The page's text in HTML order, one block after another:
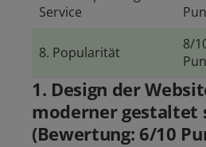
Service
8. Popularität
8/
1. Design der
moderner gestaltet
(Bewertung: 6/10